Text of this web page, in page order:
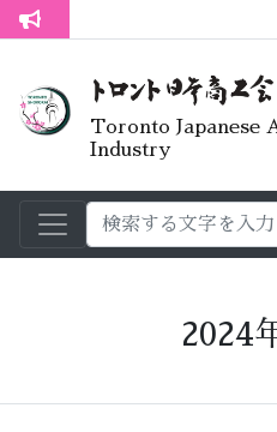
トロント生活不安疑問質問懇談会
Toronto Japanese
Industry
2024